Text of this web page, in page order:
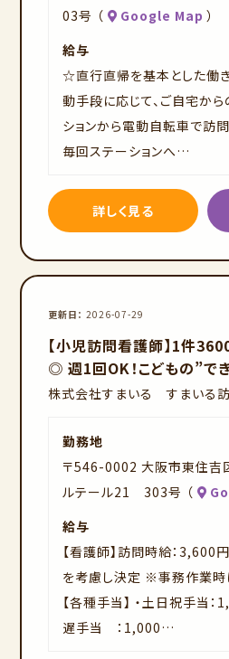
03号 （
Google Map ）
給与
☆直行直帰を基本とした働
動手段に応じて、ご自宅か
ションから電動自転車で訪
毎回ステーションへ…
詳しく見る
更新日 2026-07-29
【小児訪問看護師】1件
◎ 週1回OK！こどもの”で
株式会社すまいる すまいる
勤務地
〒546-0002 大阪市東住
ルテール21 303号 （
給与
【看護師】訪問時給：
を考慮し決定 ※事務作業
【各種手当】 ・土日祝手当：
遅手当 ：1,000…